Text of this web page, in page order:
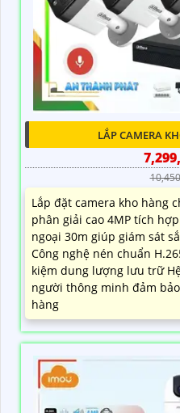
LẮP CAMERA
Lắp đặt camera kho hàng
phân giải cao 4MP tích
ngoại 30m giúp giám sát
Công nghệ nén chuẩn
kiệm dung lượng lưu trữ
người thông minh đảm
hàng